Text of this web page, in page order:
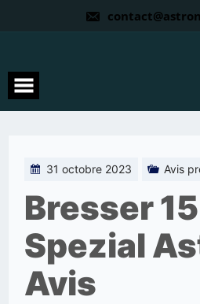
31 octobre 2023 Avis
Bresser
Spezial
Avis